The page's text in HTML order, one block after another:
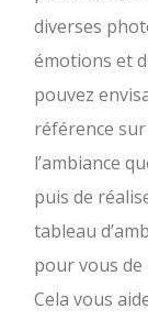
diverses
émotions et
pouvez
référence
l’ambiance
puis de
tableau
pour vous de
Cela vous